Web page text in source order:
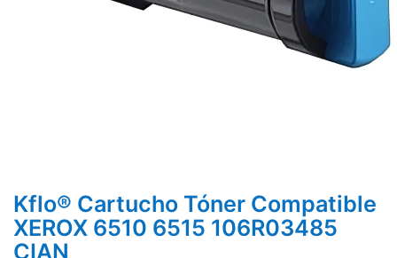
Kflo® Cartucho Tóner Compatible
XEROX 6510 6515 106R03485
CIAN